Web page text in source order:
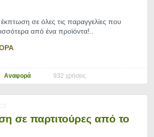
σε όλες τις παραγγελίες που
από ένα προϊόντα!
Αναφορά 932 χρήσεις
σε παρτιτούρες από το